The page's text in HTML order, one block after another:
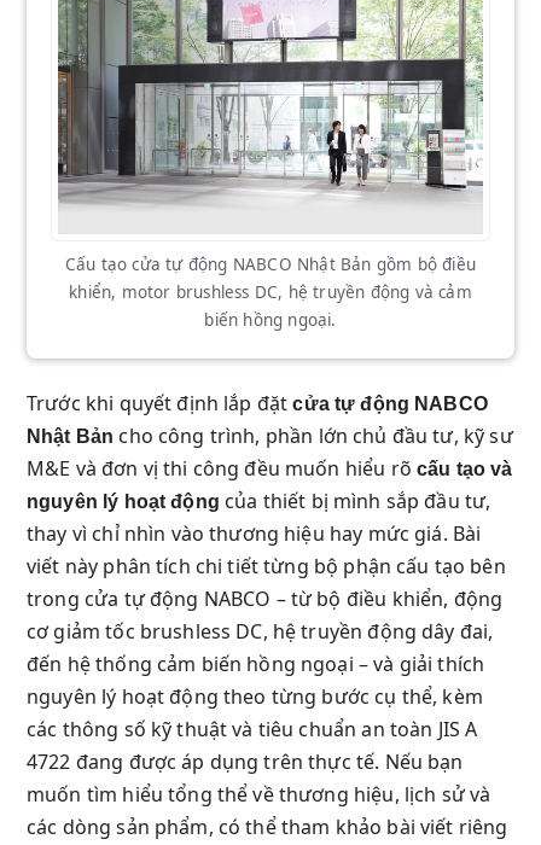
Cấu tạo cửa tự động NABCO Nhật Bản gồm bộ điều
khiển, motor brushless DC, hệ truyền động và cảm
biến hồng ngoại.
Trước khi quyết định lắp đặtcửa tự động NABCO
Nhật Bản cho công trình, phần lớn chủ đầu tư, kỹ sư
M&E và đơn vị thi công đều muốn hiểu rõ cấu tạo và
nguyên lý hoạt động của thiết bị mình sắp đầu tư,
thay vì chỉ nhìn vào thương hiệu hay mức giá. Bài
viết này phân tích chi tiết từng bộ phận cấu tạo bên
trong cửa tự động NABCO – từ bộ điều khiển, động
cơ giảm tốc brushless DC, hệ truyền động dây đai,
đến hệ thống cảm biến hồng ngoại – và giải thích
nguyên lý hoạt động theo từng bước cụ thể, kèm
các thông số kỹ thuật và tiêu chuẩn an toàn JIS A
4722 đang được áp dụng trên thực tế. Nếu bạn
muốn tìm hiểu tổng thể về thương hiệu, lịch sử và
các dòng sản phẩm, có thể tham khảo bài viết riêng